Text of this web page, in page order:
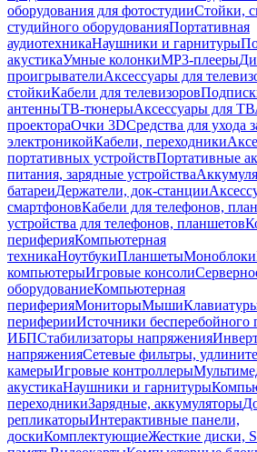
оборудования для фотостудииСтойки,
студийного оборудованияПортативная
аудиотехникаНаушники и гарнитуры
акустикаУмные колонкиMP3-плееры
проигрывателиАксессуары для
стойкиКабели для телевизоров
антенныТВ-тюнерыАксессуары для ТВ
проектораОчки 3DСредства для ухода
электроникойКабели, переходники
портативных устройствПортативные
питания, зарядные устройства
батареиДержатели, док-станции
смартфоновКабели для телефонов,
устройства для телефонов, планшетов
периферияКомпьютерная
техникаНоутбукиПланшетыМоноблоки
компьютерыИгровые консоли
оборудованиеКомпьютерная
периферияМониторыМыши
периферииИсточники бесперебойного
ИБПСтабилизаторы напряжения
напряженияСетевые фильтры,
камерыИгровые контроллеры
акустикаНаушники и гарнитуры
переходникиЗарядные, аккумуляторы
репликаторыИнтерактивные панели,
доскиКомплектующиеЖесткие диски,